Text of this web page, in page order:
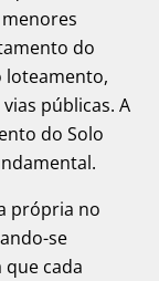
do
loteamento,
públicas. A
do Solo
própria no
se
cada